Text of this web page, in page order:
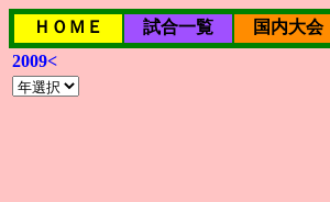
ＨＯＭＥ 試合一覧 国内大会
2009<